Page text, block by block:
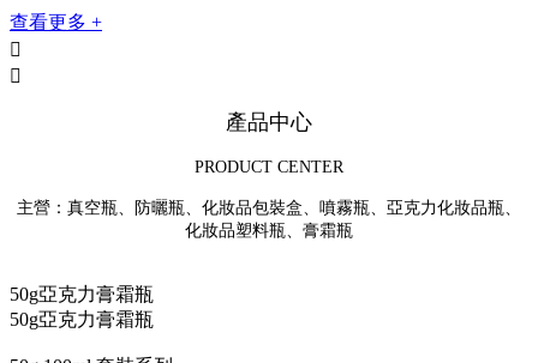
查看更多 +


產品中心
PRODUCT CENTER
主營：真空瓶、防曬瓶、化妝品包裝盒、噴霧瓶、亞克力化妝品瓶、
化妝品塑料瓶、膏霜瓶
50g亞克力膏霜瓶
50g亞克力膏霜瓶